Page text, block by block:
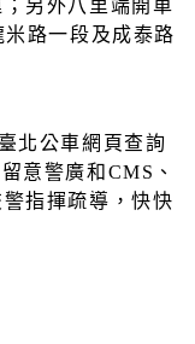
另外八里端開車
路一段及成泰路
北公車網頁查詢
意警廣和CMS、
指揮疏導，快快